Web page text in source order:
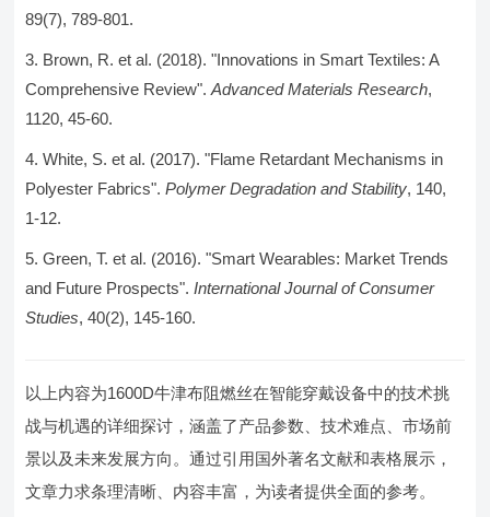
89(7), 789-801.
Brown, R. et al. (2018). "Innovations in Smart Textiles: A
Comprehensive Review".Advanced Materials Research,
1120, 45-60.
White, S. et al. (2017). "Flame Retardant Mechanisms in
Polyester Fabrics".Polymer Degradation and Stability, 140,
1-12.
Green, T. et al. (2016). "Smart Wearables: Market Trends
and Future Prospects".International Journal of Consumer
Studies, 40(2), 145-160.
以上内容为1600D牛津布阻燃丝在智能穿戴设备中的技术挑
战与机遇的详细探讨，涵盖了产品参数、技术难点、市场前
景以及未来发展方向。通过引用国外著名文献和表格展示，
文章力求条理清晰、内容丰富，为读者提供全面的参考。